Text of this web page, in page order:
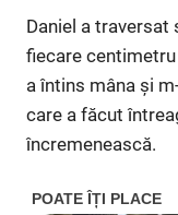
Daniel a
fiecare centimetru
a întins mâna și
care a făcut
încremenească.